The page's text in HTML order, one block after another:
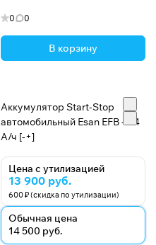
0 0
В корзину
Аккумулятор Start-Stop
автомобильный Esan EFB - 84
А/ч [-+]
Цена с утилизацией
13 900 руб.
600 ₽ (скидка по утилизации)
Обычная цена
14 500 руб.